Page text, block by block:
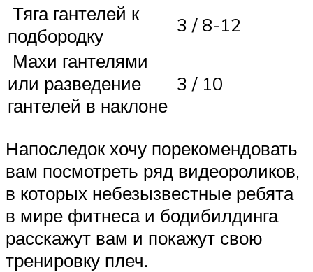
Тяга гантелей к
подбородку
3 / 8-12
Махи гантелями
или разведение
гантелей в наклоне
3 / 10
Напоследок хочу порекомендовать
вам посмотреть ряд видеороликов,
в которых небезызвестные ребята
в мире фитнеса и бодибилдинга
расскажут вам и покажут свою
тренировку плеч.